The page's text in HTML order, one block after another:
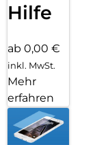
Hilfe
ab 0,00 €
inkl. MwSt.
Mehr
erfahren